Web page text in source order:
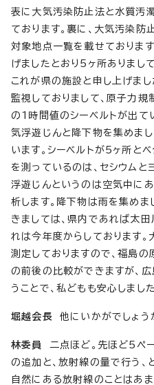
表に大気汚染防止法と水質汚
ております。裏に、大気汚染
対象地点一覧を載せておりま
げましたとおり5ヶ所ありまし
これが県の施設と申し上げま
監視しておりまして、原子力
の1時間値のシーベルトが出て
気浮遊じんと降下物を集めま
います。シーベルトが5ヶ所と
を測っているのは、セシウムと
浮遊じんというのは空気中に
析します。降下物は雨を集めま
きましては、県内であれば太
れは今年度からしております
測定しておりますので、福島
の前後の比較ができますが、
うことで、私どもも安心しました
堀越会長 他にいかがでしょう
林委員
二点ほど。先ほど5ペ
の追加と、放射線の量で行う、
自然にある放射線のことはあ